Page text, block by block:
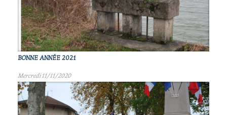
BONNE ANNÉE 2021
Mercredi 11/11/2020